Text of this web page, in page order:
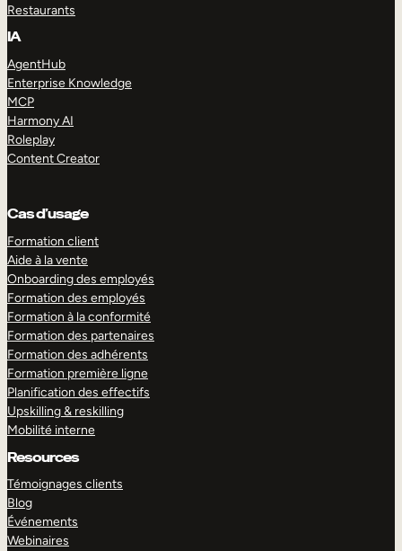
Restaurants
IA
AgentHub
Enterprise Knowledge
MCP
Harmony AI
Roleplay
Content Creator
Cas d’usage
Formation client
Aide à la vente
Onboarding des employés
Formation des employés
Formation à la conformité
Formation des partenaires
Formation des adhérents
Formation première ligne
Planification des effectifs
Upskilling & reskilling
Mobilité interne
Resources
Témoignages clients
Blog
Événements
Webinaires